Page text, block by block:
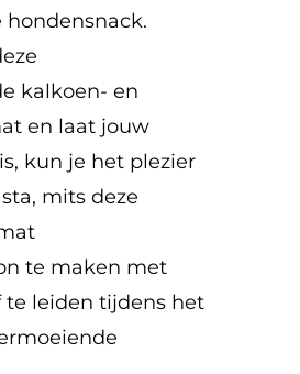
kalkoen- en
en laat jouw
kun je het plezier
mits deze
te maken met
te leiden tijdens het